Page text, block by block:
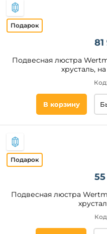
Бренд
Wertmark
Цвет
Цвет
основания
Стиль
Наличие
81
Подвесная люстра
хрусталь,
В корзину
55
Подвесная люстра